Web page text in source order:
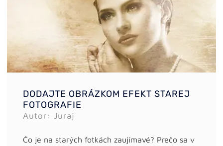
DODAJTE OBRÁZKOM EFEKT STAREJ
FOTOGRAFIE
Autor: Juraj
Čo je na starých fotkách zaujímavé? Prečo sa v